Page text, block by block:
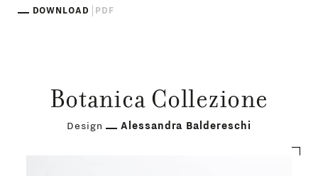
DOWNLOAD
PDF
Botanica Collezione
Design Alessandra Baldereschi